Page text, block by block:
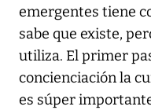
emergentes tiene
sabe que existe,
utiliza. El primer
concienciación la
es súper